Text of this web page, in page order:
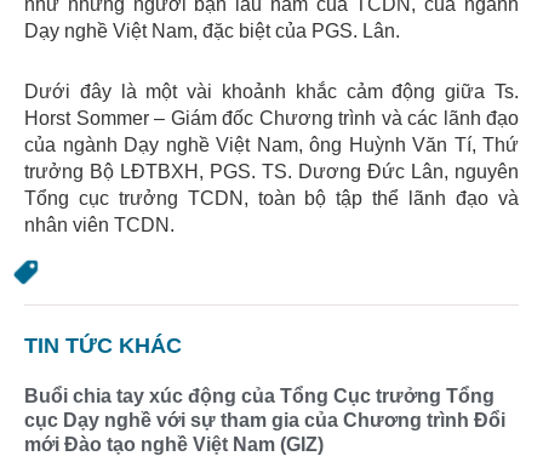
Dạy nghề Việt Nam, đặc biệt của PGS. Lân.
Dưới đây là một vài khoảnh khắc cảm động giữa Ts.
Horst Sommer – Giám đốc Chương trình và các lãnh đạo
của ngành Dạy nghề Việt Nam, ông Huỳnh Văn Tí, Thứ
trưởng Bộ LĐTBXH, PGS. TS. Dương Đức Lân, nguyên
Tổng cục trưởng TCDN, toàn bộ tập thể lãnh đạo và
nhân viên TCDN.
TIN TỨC KHÁC
Buổi chia tay xúc động của Tổng Cục trưởng Tổng
cục Dạy nghề với sự tham gia của Chương trình Đổi
mới Đào tạo nghề Việt Nam (GIZ)